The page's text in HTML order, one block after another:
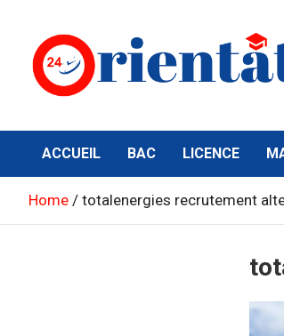
content
Orientation24
ACCUEIL BAC LICENCE
Home totalenergies recrutement